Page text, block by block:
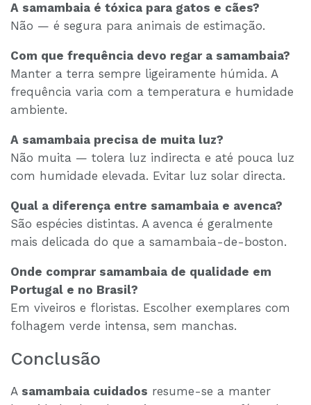
A samambaia é tóxica para gatos e cães?
Não — é segura para animais de estimação.
Com que frequência devo regar a samambaia?
Manter a terra sempre ligeiramente húmida. A
frequência varia com a temperatura e humidade
ambiente.
A samambaia precisa de muita luz?
Não muita — tolera luz indirecta e até pouca luz
com humidade elevada. Evitar luz solar directa.
Qual a diferença entre samambaia e avenca?
São espécies distintas. A avenca é geralmente
mais delicada do que a samambaia-de-boston.
Onde comprar samambaia de qualidade em
Portugal e no Brasil?
Em viveiros e floristas. Escolher exemplares com
folhagem verde intensa, sem manchas.
Conclusão
A samambaia cuidados resume-se a manter